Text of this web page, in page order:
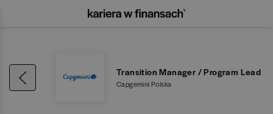
Transition Manager / Program Lead
Capgemini Polska